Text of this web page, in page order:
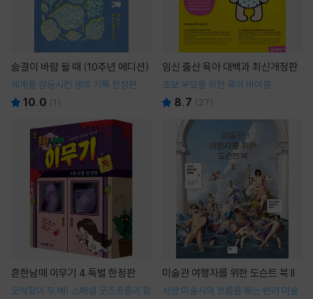
숨결이 바람 될 때 (10주년 에디션)
세계를 감동시킨 생의 기록 한정판
10.0 (1 )
임신 출산 육아 대백과 최신개정판
초보 부모를 위한 육아 바이블
8.7 ( 27)
흔한남매 이무기 4 특별 한정판
오싹함이 두 배! 스페셜 굿즈 6종과 함
미술관 여행자를 위한 도슨트 북 II
서양 미술사의 흐름을 꿰는 반려 미술